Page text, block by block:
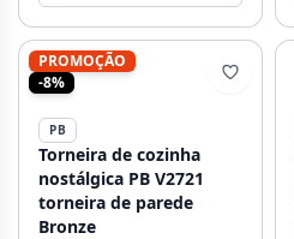
PROMOÇÃO
-8%
PB
Torneira de cozinha
nostálgica PB V2721
torneira de parede
Bronze